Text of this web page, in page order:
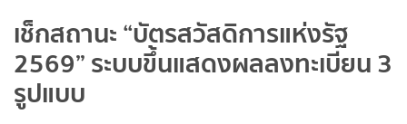
เช็กสถานะ “บัตรสวัสดิการแห่งรัฐ
2569” ระบบขึ้นแสดงผลลงทะเบียน 3
รูปแบบ